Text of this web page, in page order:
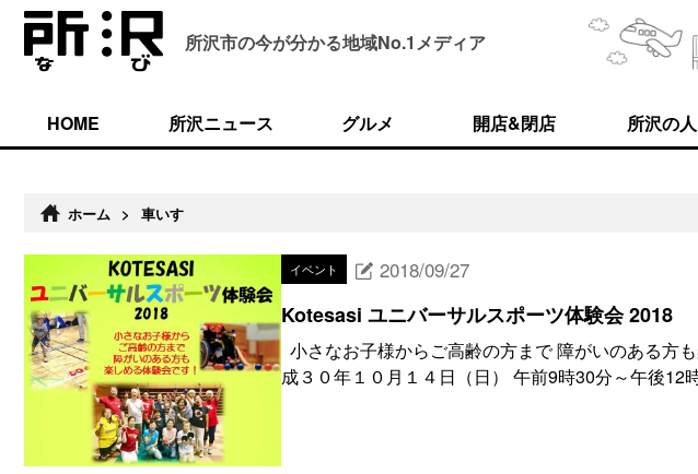
所沢市の今が分かる地域No.1メディア
HOME 所沢ニュース グルメ 開店&閉店 所沢の人
ホーム > 車いす
イベント 2018/09/27
Kotesasi ユニバーサルスポーツ体験会 2018
小さなお子様からご高齢の方まで 障がいのある方
成３０年１０月１４日（日） 午前9時30分～午後12